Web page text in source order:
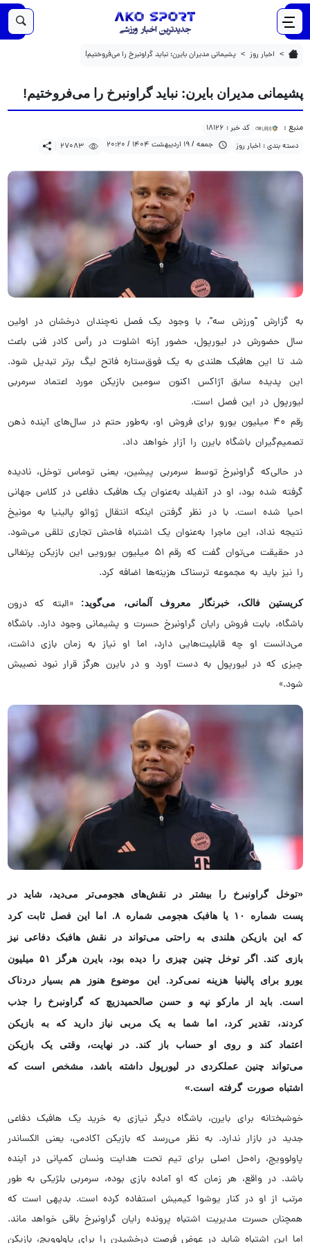
اخبار روز پشیمانی مدیران بایرن: نباید گراونبرخ را می‌فروختیم!
پشیمانی مدیران بایرن: نباید گراونبرخ را می‌فروختیم! 27083
پشیمانی مدیران بایرن: نباید گراونبرخ را می‌فروختیم!
منبع :
کد خبر : 18126
دسته بندی : اخبار روز
جمعه / 19 اردیبهشت 1404 / 20:20 27083
به گزارش "ورزش سه"، با وجود یک فصل نه‌چندان درخشان در اولین
سال حضورش در لیورپول، حضور آِرنه اشلوت در رأس کادر فنی باعث
شد تا این هافبک هلندی به یک فوق‌ستاره‌ فاتح لیگ برتر تبدیل شود.
این پدیده‌ سابق آژاکس اکنون سومین بازیکن مورد اعتماد سرمربی
لیورپول در این فصل است.
رقم ۴۰ میلیون یورو برای فروش او، به‌طور حتم در سال‌های آینده ذهن
تصمیم‌گیران باشگاه بایرن را آزار خواهد داد.
در حالی‌که گراونبرخ توسط سرمربی پیشین، یعنی توماس توخل، نادیده
گرفته شده بود، او در آنفیلد به‌عنوان یک هافبک دفاعی در کلاس جهانی
احیا شده است. با در نظر گرفتن اینکه انتقال ژوائو پالینیا به مونیخ
نتیجه نداد، این ماجرا به‌عنوان یک اشتباه فاحش تجاری تلقی می‌شود.
در حقیقت می‌توان گفت که رقم ۵۱ میلیون یورویی این بازیکن پرتغالی
را نیز باید به مجموعه‌ ترسناک هزینه‌ها اضافه کرد.
کریستین فالک، خبرنگار معروف آلمانی، می‌گوید:«البته که درون
باشگاه، بابت فروش رایان گراونبرخ حسرت و پشیمانی وجود دارد. باشگاه
می‌دانست او چه قابلیت‌هایی دارد، اما او نیاز به زمان بازی داشت،
چیزی که در لیورپول به دست آورد و در بایرن هرگز قرار نبود نصیبش
شود.»
«توخل گراونبرخ را بیشتر در نقش‌های هجومی‌تر می‌دید، شاید در
پست شماره ۱۰ یا هافبک هجومی شماره ۸. اما این فصل ثابت کرد
که این بازیکن هلندی به‌ راحتی می‌تواند در نقش هافبک دفاعی نیز
بازی کند. اگر توخل چنین چیزی را دیده بود، بایرن هرگز ۵۱ میلیون
یورو برای پالینیا هزینه نمی‌کرد. این موضوع هنوز هم بسیار دردناک
است. باید از مارکو نپه و حسن صالحمیدزیچ که گراونبرخ را جذب
کردند، تقدیر کرد، اما شما به یک مربی نیاز دارید که به بازیکن
اعتماد کند و روی او حساب باز کند. در نهایت، وقتی یک بازیکن
می‌تواند چنین عملکردی در لیورپول داشته باشد، مشخص است که
اشتباه صورت گرفته است.»
خوشبختانه برای بایرن، باشگاه دیگر نیازی به خرید یک هافبک دفاعی
جدید در بازار ندارد. به نظر می‌رسد که بازیکن آکادمی، یعنی الکساندر
پاولوویچ، راه‌حل اصلی برای تیم تحت هدایت ونسان کمپانی در آینده
باشد. در واقع، هر زمان که او آماده بازی بوده، سرمربی بلژیکی به طور
مرتب از او در کنار یوشوا کیمیش استفاده کرده است. بدیهی است که
همچنان حسرت مدیریت اشتباه پرونده‌ رایان گراونبرخ باقی خواهد ماند.
اما این اشتباه شاید در عوض فرصت درخشیدن را برای پاولوویچ، بازیکن